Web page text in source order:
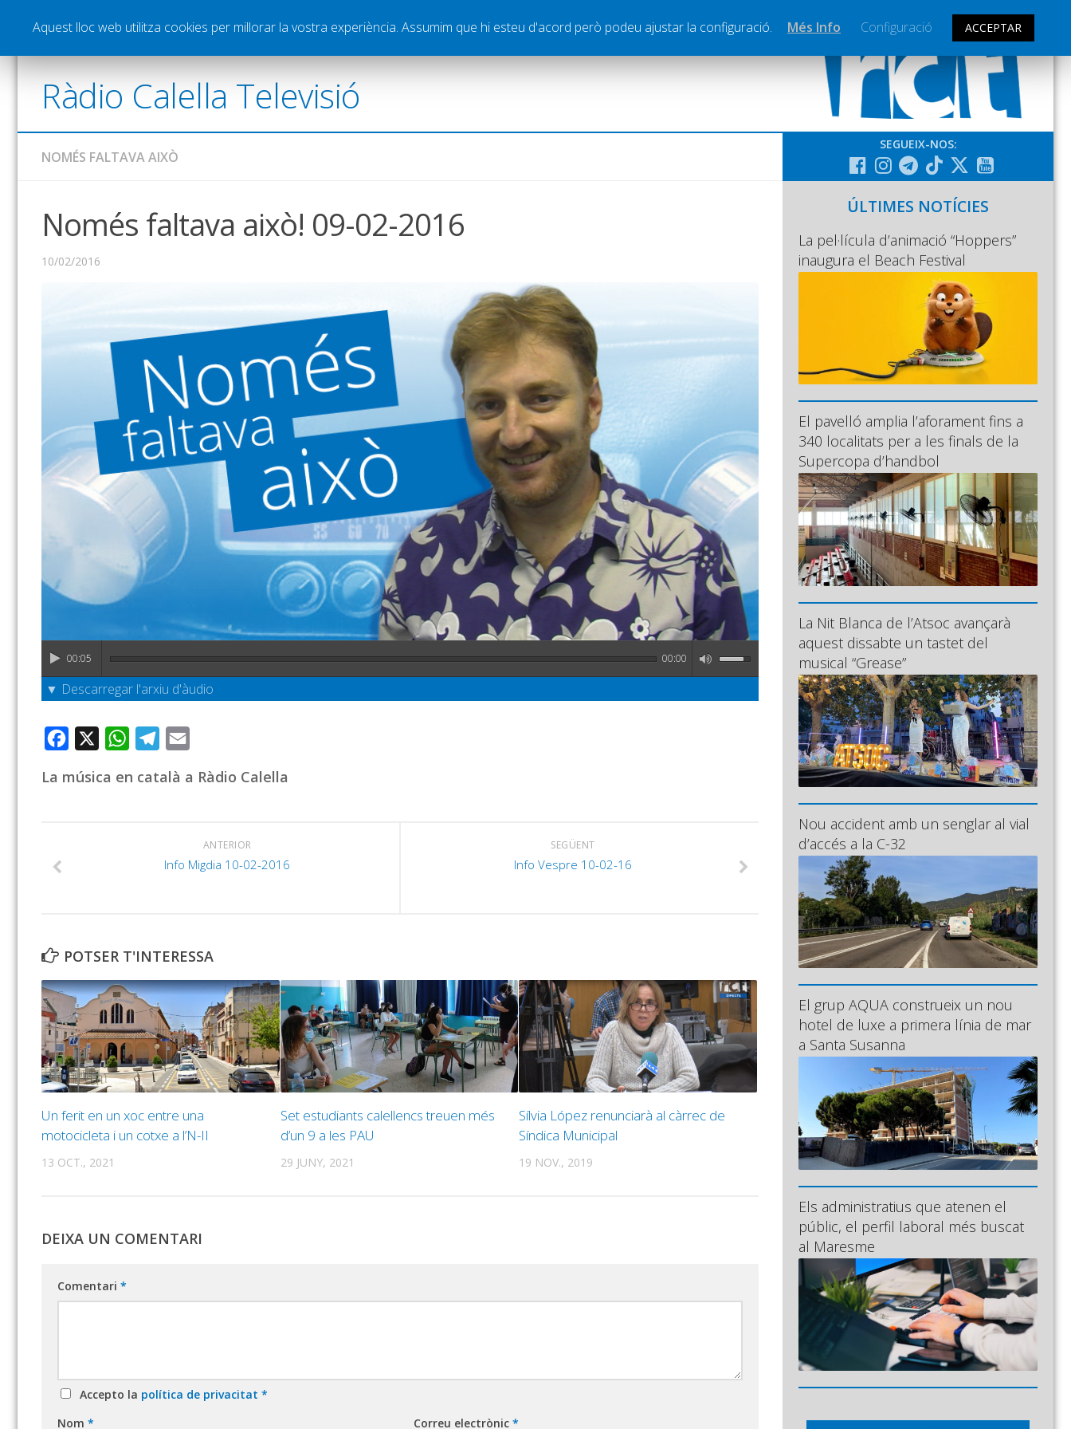
Notícies Esports Pòdcasts Vídeos Graella Publicitat Contacte
Ràdio Calella Televisió
NOMÉS FALTAVA AIXÒ
Només faltava això! 09-02-2016
10/02/2016
00:05 00:00
▼ Descarregar l'arxiu d'àudio
Facebook WhatsAppTelegram
La música en català a Ràdio Calella
SEGÜENT
Info Vespre 10-02-16
ANTERIOR
Info Migdia 10-02-2016
POTSER T'INTERESSA
Un ferit en un xoc entre una
motocicleta i un cotxe a l’N-II
13 OCT., 2021
Set estudiants calellencs treuen més
d’un 9 a les PAU
29 JUNY, 2021
Sílvia López renunciarà al càrrec de
Síndica Municipal
19 NOV., 2019
DEIXA UN COMENTARI
Comentari *
Accepto la política de privacitat *
Nom * Correu electrònic*
SEGUEIX-NOS:
ÚLTIMES NOTÍCIES
La pel·lícula d’animació “Hoppers”
inaugura el Beach Festival
El pavelló amplia l’aforament fins a
340 localitats per a les finals de la
Supercopa d’handbol
La Nit Blanca de l’Atsoc avançarà
aquest dissabte un tastet del
musical “Grease”
Nou accident amb un senglar al vial
d’accés a la C-32
El grup AQUA construeix un nou
hotel de luxe a primera línia de mar
a Santa Susanna
Els administratius que atenen el
públic, el perfil laboral més buscat
al Maresme
Aquest lloc web utilitza cookies per millorar la vostra experiència. Assumim que hi esteu d'acord però podeu ajustar la configuració. Més Info Configuració ACCEPTAR